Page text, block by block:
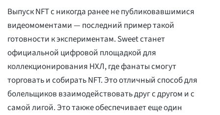
Выпуск NFT с никогда ранее не публиковавшимися
видеомоментами — последний пример такой
готовности к экспериментам. Sweet станет
официальной цифровой площадкой для
коллекционирования НХЛ, где фанаты смогут
торговать и собирать NFT. Это отличный способ для
болельщиков взаимодействовать друг с другом и с
самой лигой. Это также обеспечивает еще один